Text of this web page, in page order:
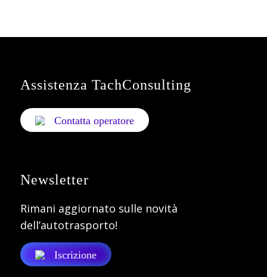
Assistenza TachConsulting
Contatta operatore
Newsletter
Rimani aggiornato sulle novità
dell’autotrasporto!
Iscrizione